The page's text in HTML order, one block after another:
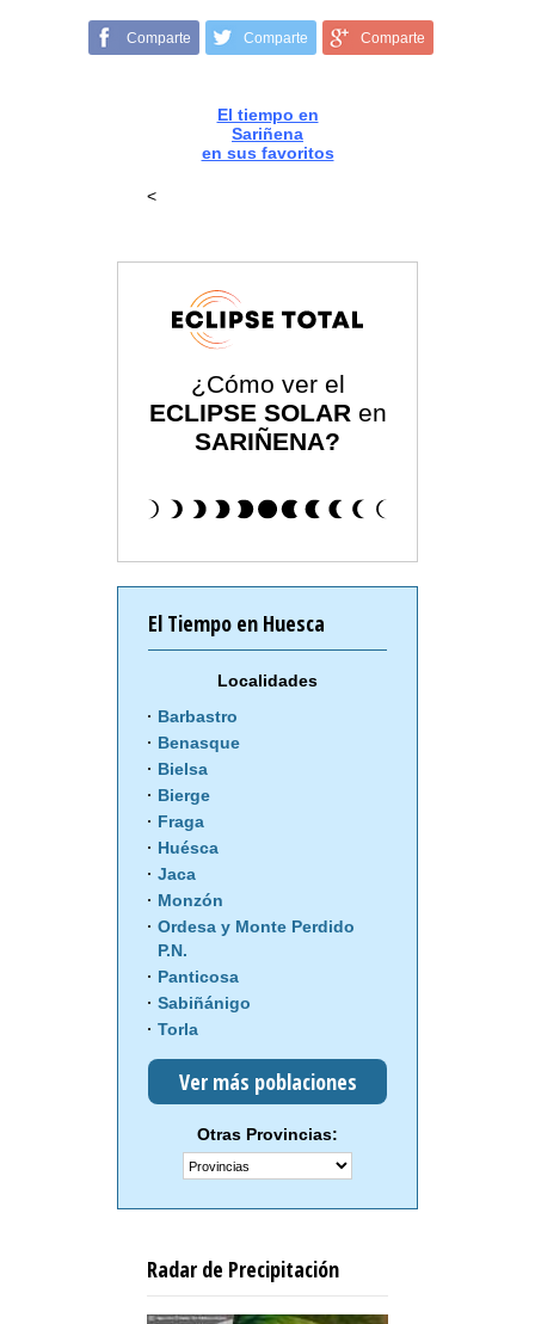
Comparte Comparte Comparte
El tiempo en
Sariñena
en sus favoritos
<
¿Cómo ver el
ECLIPSE SOLAR en
SARIÑENA?
El Tiempo en Huesca
Localidades
Barbastro
Benasque
Bielsa
Bierge
Fraga
Huésca
Jaca
Monzón
Ordesa y Monte Perdido
P.N.
Panticosa
Sabiñánigo
Torla
Ver más poblaciones
Otras Provincias:
Radar de Precipitación